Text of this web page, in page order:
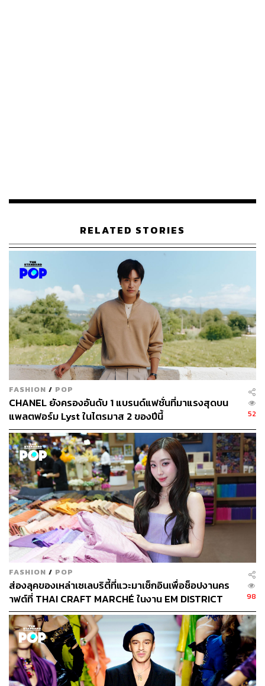
RELATED STORIES
FASHION / POP
CHANEL ยังครองอันดับ 1 แบรนด์แฟชั่นที่มาแรงสุดบน
แพลตฟอร์ม Lyst ในไตรมาส 2 ของปีนี้
52
FASHION / POP
ส่องลุคของเหล่าเซเลบริตี้ที่แวะมาเช็กอินเพื่อช็อปงานคร
าฟต์ที่ THAI CRAFT MARCHÉ ในงาน EM DISTRICT
SENSE OF THAI 2026 [PR NEWS]
98